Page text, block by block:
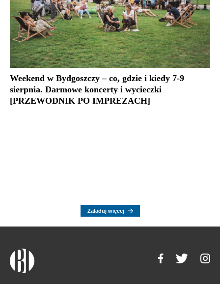
Weekend w Bydgoszczy – co, gdzie i kiedy 7-9
sierpnia. Darmowe koncerty i wycieczki
[PRZEWODNIK PO IMPREZACH]
Załaduj więcej